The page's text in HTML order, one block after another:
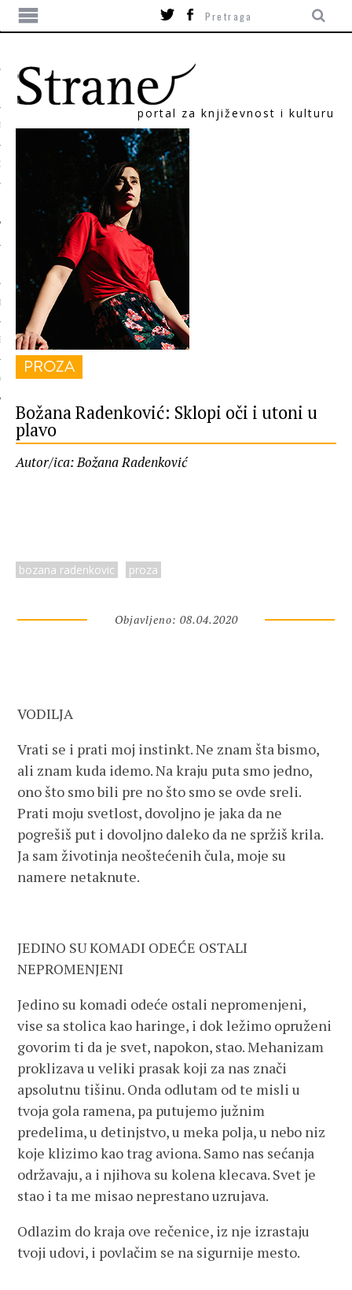
portal za književnost i kulturu
PROZA
Božana Radenković: Sklopi oči i utoni u
plavo
Autor/ica: Božana Radenković
bozana radenkovic proza
Objavljeno: 08.04.2020
VODILJA
Vrati se i prati moj instinkt. Ne znam šta bismo,
ali znam kuda idemo. Na kraju puta smo jedno,
ono što smo bili pre no što smo se ovde sreli.
Prati moju svetlost, dovoljno je jaka da ne
pogrešiš put i dovoljno daleko da ne spržiš krila.
Ja sam životinja neoštećenih čula, moje su
namere netaknute.
JEDINO SU KOMADI ODEĆE OSTALI
NEPROMENJENI
Jedino su komadi odeće ostali nepromenjeni,
vise sa stolica kao haringe, i dok ležimo opruženi
govorim ti da je svet, napokon, stao. Mehanizam
proklizava u veliki prasak koji za nas znači
apsolutnu tišinu. Onda odlutam od te misli u
tvoja gola ramena, pa putujemo južnim
predelima, u detinjstvo, u meka polja, u nebo niz
koje klizimo kao trag aviona. Samo nas sećanja
održavaju, a i njihova su kolena klecava. Svet je
stao i ta me misao neprestano uzrujava.
Odlazim do kraja ove rečenice, iz nje izrastaju
tvoji udovi, i povlačim se na sigurnije mesto.